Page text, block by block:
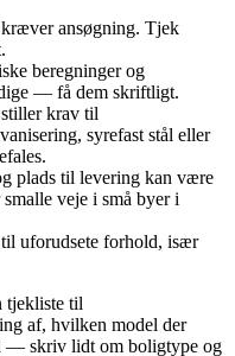
ansøgning. Tjek
beregninger og
— få dem skriftligt.
krav til
syrefast stål eller
plads til levering kan være
veje i små byer i
uforudsete forhold, især
tjekliste til
af, hvilken model der
— skriv lidt om boligtype og